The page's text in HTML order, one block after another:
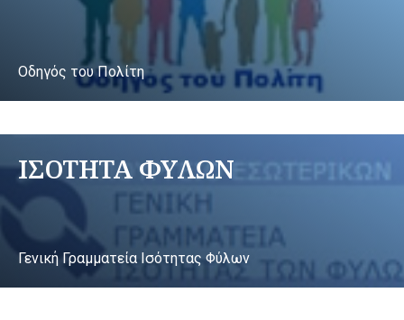
Οδηγός του Πολίτη
ΙΣΟΤΗΤΑ ΦΥΛΩΝ
Γενική Γραμματεία Ισότητας Φύλων